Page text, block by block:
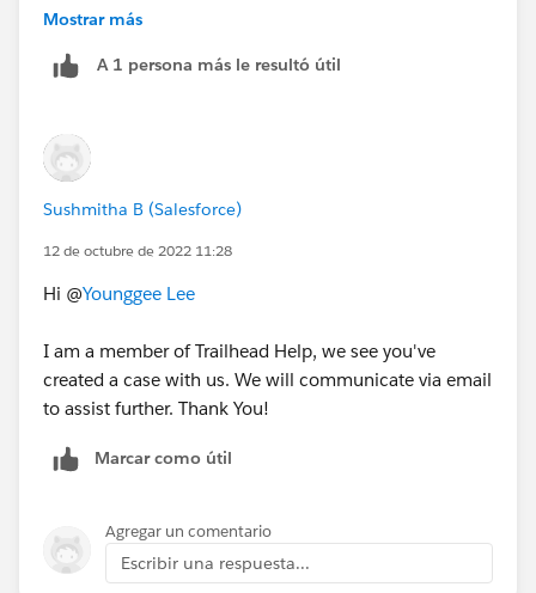
As an alternative, help try this challenge in new
Mostrar más
A 1 persona más le resultó útil
Sushmitha B (Salesforce)
12 de octubre de 2022 11:28
Hi @Younggee Lee
I am a member of Trailhead Help, we see you've
created a case with us. We will communicate via email
to assist further. Thank You!
Marcar como útil
Agregar un comentario
Escribir una respuesta...